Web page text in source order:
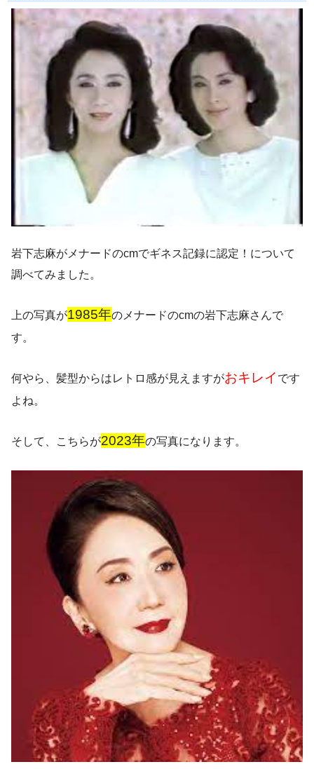
岩下志麻がメナードのcmでギネス記録に認定！ について
調べてみました。
上の写真が1985年のメナードのcmの岩下志麻さんで
す。
何やら、髪型からはレトロ感が見えますがおキレイ です
よね。
そして、 こちらが2023年の写真になります。